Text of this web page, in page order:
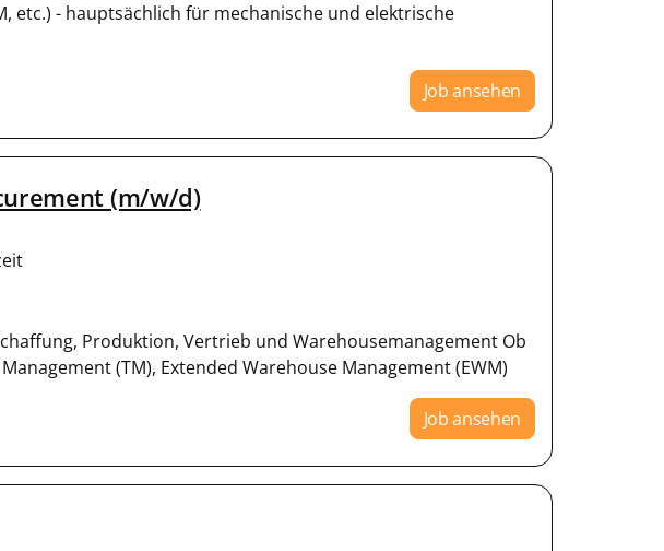
etc.) - hauptsächlich für mechanische und elektrische
Job ansehen
(m/w/d)
Produktion, Vertrieb und Warehousemanagement Ob
(TM), Extended Warehouse Management (EWM)
Job ansehen